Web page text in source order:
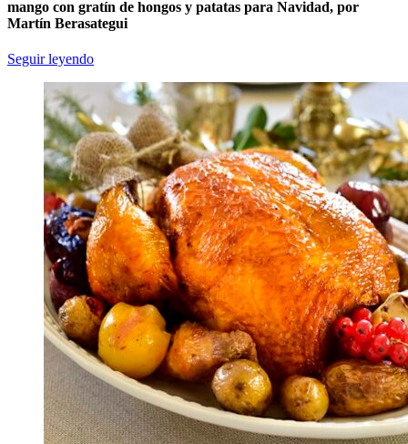
mango con gratín de hongos y patatas para Navidad, por
Martín Berasategui
Seguir leyendo